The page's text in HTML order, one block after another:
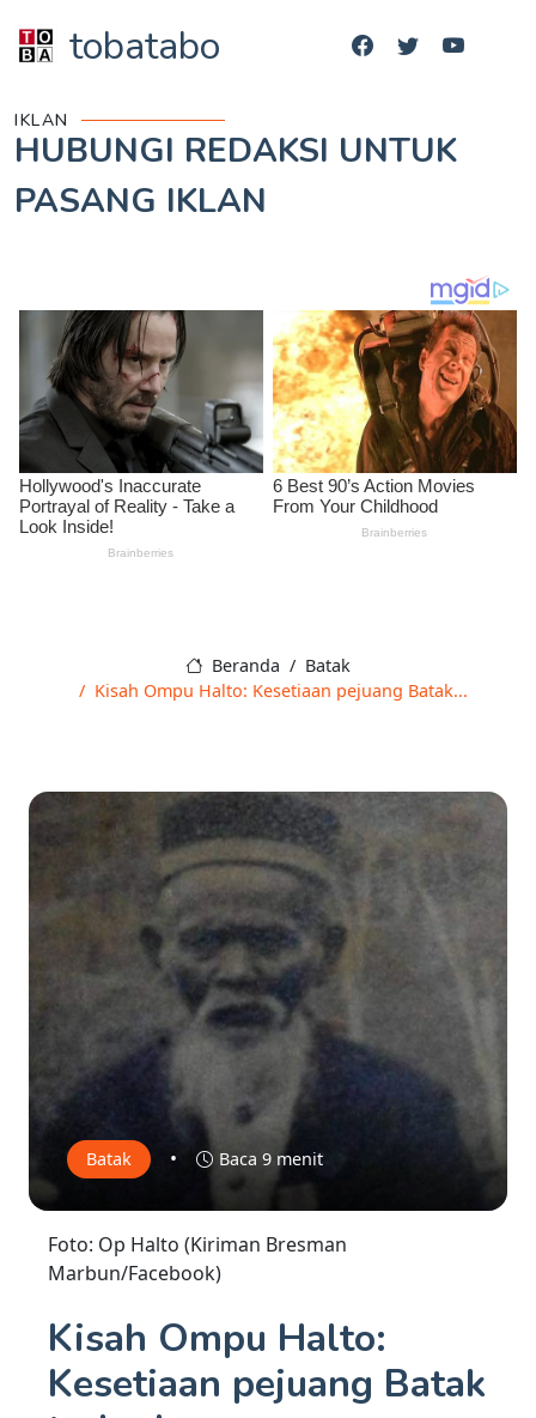
tobatabo
IKLAN
HUBUNGI REDAKSI UNTUK
PASANG IKLAN
Beranda
Batak
Kisah Ompu Halto: Kesetiaan pejuang Batak...
Batak • Baca 9 menit
Foto: Op Halto (Kiriman Bresman
Marbun/Facebook)
Kisah Ompu Halto:
Kesetiaan pejuang Batak